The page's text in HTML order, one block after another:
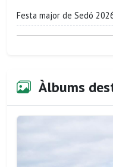
Festa major de Sedó
Àlbums